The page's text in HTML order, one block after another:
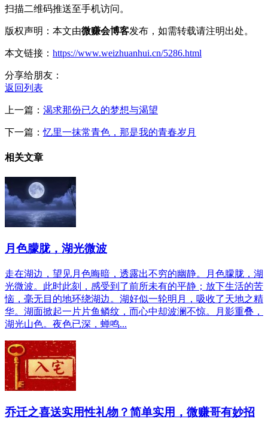
扫描二维码推送至手机访问。
版权声明：本文由微赚会博客发布，如需转载请注明出处。
本文链接： https://www.weizhuanhui.cn/5286.html
分享给朋友：
返回列表
上一篇： 渴求那份已久的梦想与渴望
下一篇：忆里一抹常青色，那是我的青春岁月
相关文章
月色朦胧，湖光微波
走在湖边，望见月色晦暗，透露出不穷的幽静。月色朦胧，湖
光微波。此时此刻，感受到了前所未有的平静；放下生活的苦
恼，毫无目的地环绕湖边。湖好似一轮明月，吸收了天地之精
华。湖面掀起一片片鱼鳞纹，而心中却波澜不惊。月影重叠，
湖光山色。夜色已深，蝉鸣...
乔迁之喜送实用性礼物？简单实用，微赚哥有妙招